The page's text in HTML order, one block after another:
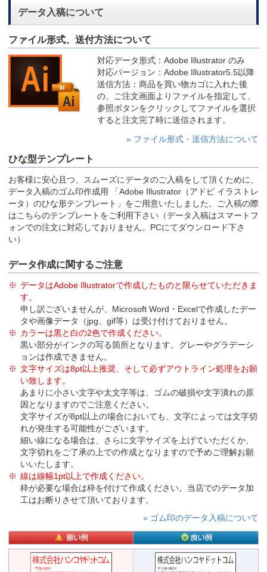
データ入稿について
ファイル形式、送付方法について
対応データ形式：Adobe Illustrator のみ
対応バージョン：Adobe Illustrator5.5以降
送信方法：商品を買い物カゴに入れた後
の、ご注文画面よりファイルを指定して、
参照ボタンをクリックしてファイルを選択
すると注文完了時に送信されます。
» ファイル形式・送信方法について
ひな型テンプレート
お客様に安心且つ、スムーズにデータのご入稿をして頂くために、
データ入稿のゴム印作成用 「Adobe Illustrator（アドビ イラストレ
ータ）のひな形テンプレート」をご用意いたしました。ご入稿の際
はこちらのテンプレートをご利用下さい（データ入稿はスマートフ
ォンでの注文に対応しておりません。PCにてダウンロード下さ
い）
データ作成に関するご注意
データはAdobe Illustratorで作成したものと限らせていただきま
す。
申し訳ございませんが、Microsoft Word・Excelで作成したデー
タや画像データ（jpg、gif等）は受け付けておりません。
カラーは黒と白の2色で作成ください。
黒い部分がインクの写る箇所となります。グレーやグラデーシ
ョンは作成できません。
文字サイズは8pt以上推奨、そして必ずアウトライン処理をお願
い致します。
あまりに小さい文字や太文字等は、ゴムの破損や文字潰れの原
因となりますのでご注意ください。
文字サイズが8pt以上の場合においても、文字によっては文字切
れが発生する可能性がございます。
細い線になる場合は、さらに文字サイズを上げていただくか、
文字切れをご了承の上での作成となりますので予めご理解お願
いいたします。
線は線幅1pt以上で作成ください。
枠が必要な場合は枠を付けて作成ください。当店でのデータ加
工はお断りさせて頂いております。
» ゴム印のデータ入稿について